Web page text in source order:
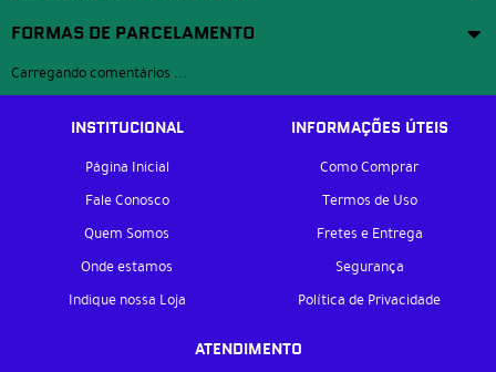
FORMAS DE PARCELAMENTO
Carregando comentários ...
INSTITUCIONAL
Página Inicial
Fale Conosco
Quem Somos
Onde estamos
Indique nossa Loja
INFORMAÇÕES ÚTEIS
Como Comprar
Termos de Uso
Fretes e Entrega
Segurança
Política de Privacidade
ATENDIMENTO